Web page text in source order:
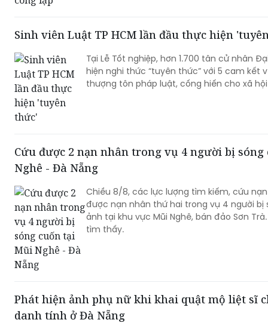
Sinh viên Luật TP HCM lần đầu thực hiện
Tại Lễ Tốt nghiệp, hơn 1.700 tân cử nhân
hiện nghi thức “tuyên thức” với 5 cam kết
thượng tôn pháp luật, cống hiến cho xã
Cứu được 2 nạn nhân trong vụ 4 người bị
Nghê - Đà Nẵng
Chiều 8/8, các lực lượng tìm kiếm, cứu
được nạn nhân thứ hai trong vụ 4 người bị
ảnh tại khu vực Mũi Nghê, bán đảo Sơn
tìm thấy.
Phát hiện ảnh phụ nữ khi khai quật mộ liệt sĩ
danh tính ở Đà Nẵng